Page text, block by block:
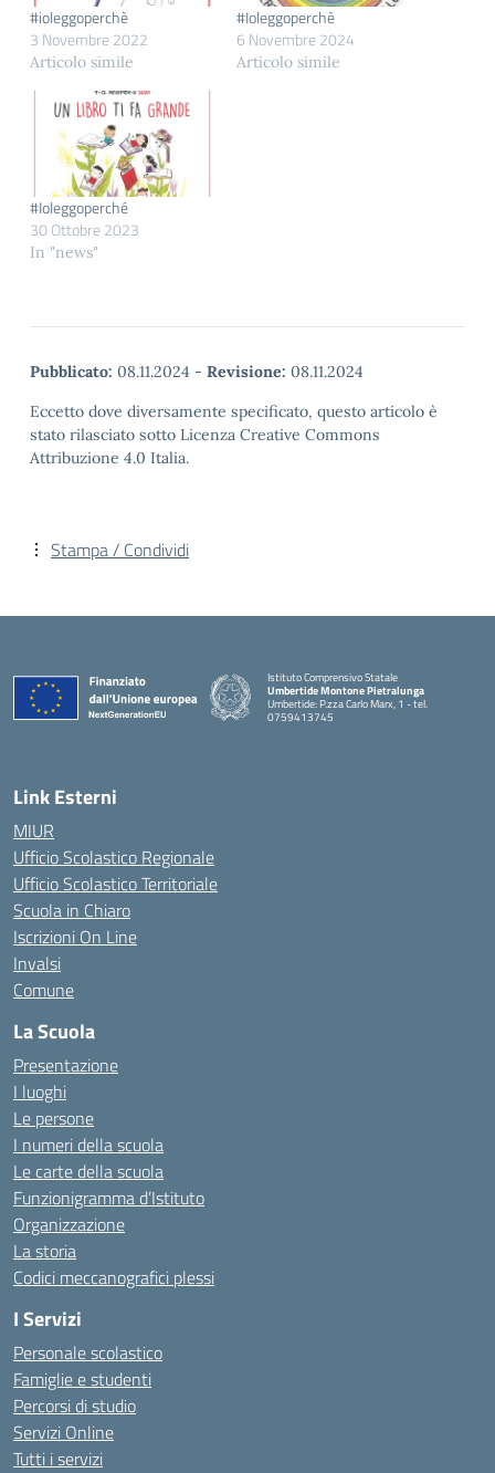
#ioleggoperchè
3 Novembre 2022
Articolo simile
#Ioleggoperchè
6 Novembre 2024
Articolo simile
#Ioleggoperché
30 Ottobre 2023
In "news"
Pubblicato: 08.11.2024 - Revisione: 08.11.2024
Eccetto dove diversamente specificato, questo articolo è
stato rilasciato sotto Licenza Creative Commons
Attribuzione 4.0 Italia.
Stampa / Condividi
Istituto Comprensivo Statale
Umbertide Montone Pietralunga
Umbertide: P.zza Carlo Marx, 1 - tel.
0759413745
Link Esterni
MIUR
Ufficio Scolastico Regionale
Ufficio Scolastico Territoriale
Scuola in Chiaro
Iscrizioni On Line
Invalsi
Comune
La Scuola
Presentazione
I luoghi
Le persone
I numeri della scuola
Le carte della scuola
Funzionigramma d’Istituto
Organizzazione
La storia
Codici meccanografici plessi
I Servizi
Personale scolastico
Famiglie e studenti
Percorsi di studio
Servizi Online
Tutti i servizi